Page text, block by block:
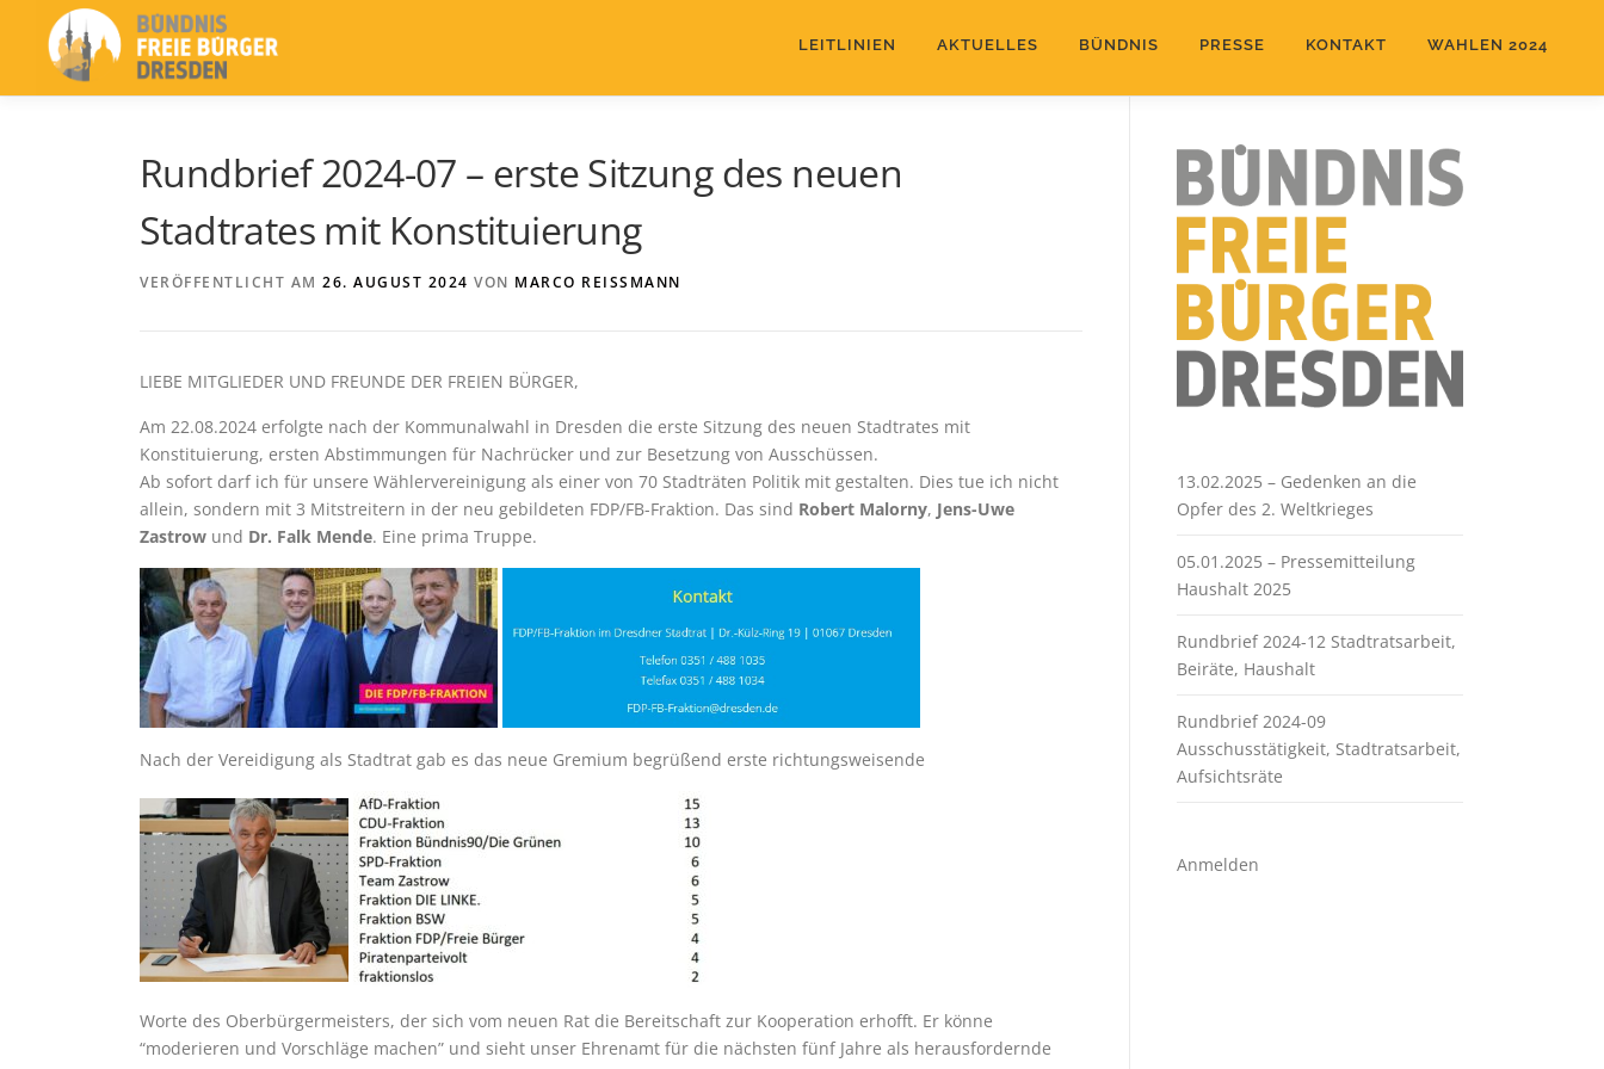
springen
LEITLINIEN AKTUELLES BÜNDNIS PRESSE KONTAKT WAHLEN 2024
Rundbrief 2024-07 – erste Sitzung des neuen
Stadtrates mit Konstituierung
VERÖFFENTLICHT AM 26. AUGUST 2024 VON MARCO REISSMANN
LIEBE MITGLIEDER UND FREUNDE DER FREIEN BÜRGER,
Am 22.08.2024 erfolgte nach der Kommunalwahl in Dresden die erste Sitzung des neuen Stadtrates mit
Konstituierung, ersten Abstimmungen für Nachrücker und zur Besetzung von Ausschüssen.
Ab sofort darf ich für unsere Wählervereinigung als einer von 70 Stadträten Politik mit gestalten. Dies tue ich nicht
allein, sondern mit 3 Mitstreitern in der neu gebildeten FDP/FB-Fraktion. Das sind Robert Malorny, Jens-Uwe
Zastrow und Dr. Falk Mende. Eine prima Truppe.
Nach der Vereidigung als Stadtrat gab es das neue Gremium begrüßend erste richtungsweisende
Worte des Oberbürgermeisters, der sich vom neuen Rat die Bereitschaft zur Kooperation erhofft. Er könne
“moderieren und Vorschläge machen” und sieht unser Ehrenamt für die nächsten fünf Jahre als herausfordernde
13.02.2025 – Gedenken an die
Opfer des 2. Weltkrieges
05.01.2025 – Pressemitteilung
Haushalt 2025
Rundbrief 2024-12 Stadtratsarbeit,
Beiräte, Haushalt
Rundbrief 2024-09
Ausschusstätigkeit, Stadtratsarbeit,
Aufsichtsräte
Anmelden